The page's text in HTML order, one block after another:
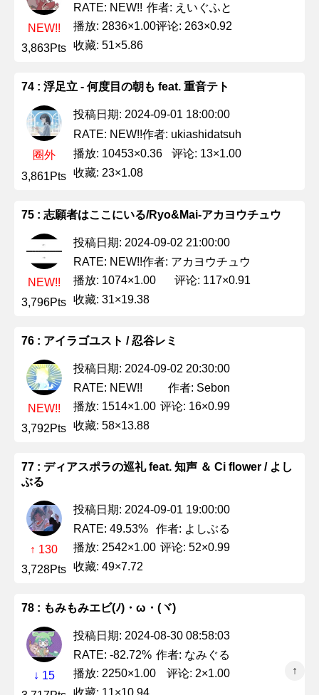
NEW!!
3,863Pts
RATE: NEW!! 作者: えいぐふと
播放: 2836×1.00评论: 263×0.92
收藏: 51×5.86
74 : 浮足立 - 何度目の朝も feat. 重音テト
圈外
3,861Pts
投稿日期: 2024-09-01 18:00:00
RATE: NEW!!作者: ukiashidatsuh
播放: 10453×0.36
评论: 13×1.00
收藏: 23×1.08
75 : 志願者はここにいる/Ryo&Mai-アカヨウチュウ
NEW!!
3,796Pts
投稿日期: 2024-09-02 21:00:00
RATE: NEW!!作者: アカヨウチュウ
播放: 1074×1.00
评论: 117×0.91
收藏: 31×19.38
76 : アイラゴユスト / 忍谷レミ
NEW!!
3,792Pts
投稿日期: 2024-09-02 20:30:00
RATE: NEW!!
作者: Sebon
播放: 1514×1.00 评论: 16×0.99
收藏: 58×13.88
77 : ディアスポラの巡礼 feat. 知声 ＆ Ci flower / よし
ぶる
↑ 130
3,728Pts
投稿日期: 2024-09-01 19:00:00
RATE: 49.53%
作者: よしぶる
播放: 2542×1.00 评论: 52×0.99
收藏: 49×7.72
78 : もみもみエビ(ﾉ)・ω・(ヾ)
↓ 15
投稿日期: 2024-08-30 08:58:03
RATE: -82.72% 作者: なみぐる
播放: 2250×1.00
评论: 2×1.00
收藏: 11×10.94
↑